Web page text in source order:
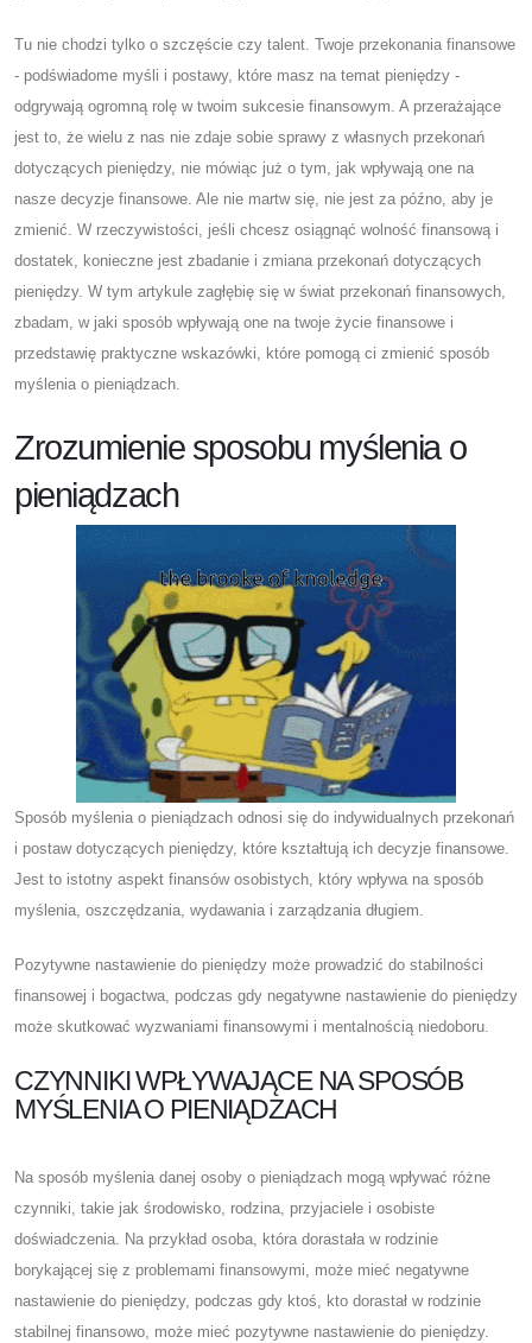
Tu nie chodzi tylko o szczęście czy talent. Twoje przekonania finansowe
- podświadome myśli i postawy, które masz na temat pieniędzy -
odgrywają ogromną rolę w twoim sukcesie finansowym. A przerażające
jest to, że wielu z nas nie zdaje sobie sprawy z własnych przekonań
dotyczących pieniędzy, nie mówiąc już o tym, jak wpływają one na
nasze decyzje finansowe. Ale nie martw się, nie jest za późno, aby je
zmienić. W rzeczywistości, jeśli chcesz osiągnąć wolność finansową i
dostatek, konieczne jest zbadanie i zmiana przekonań dotyczących
pieniędzy. W tym artykule zagłębię się w świat przekonań finansowych,
zbadam, w jaki sposób wpływają one na twoje życie finansowe i
przedstawię praktyczne wskazówki, które pomogą ci zmienić sposób
myślenia o pieniądzach.
Zrozumienie sposobu myślenia o
pieniądzach
Sposób myślenia o pieniądzach odnosi się do indywidualnych przekonań
i postaw dotyczących pieniędzy, które kształtują ich decyzje finansowe.
Jest to istotny aspekt finansów osobistych, który wpływa na sposób
myślenia, oszczędzania, wydawania i zarządzania długiem.
Pozytywne nastawienie do pieniędzy może prowadzić do stabilności
finansowej i bogactwa, podczas gdy negatywne nastawienie do pieniędzy
może skutkować wyzwaniami finansowymi i mentalnością niedoboru.
CZYNNIKI WPŁYWAJĄCE NA SPOSÓB
MYŚLENIA O PIENIĄDZACH
Na sposób myślenia danej osoby o pieniądzach mogą wpływać różne
czynniki, takie jak środowisko, rodzina, przyjaciele i osobiste
doświadczenia. Na przykład osoba, która dorastała w rodzinie
borykającej się z problemami finansowymi, może mieć negatywne
nastawienie do pieniędzy, podczas gdy ktoś, kto dorastał w rodzinie
stabilnej finansowo, może mieć pozytywne nastawienie do pieniędzy.